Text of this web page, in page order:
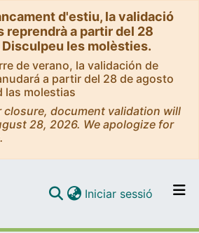
d'estiu, la validació
reprendrà a partir del 28
les molèsties.
de verano, la validación de
a partir del 28 de agosto
las molestias
closure, document validation will
28, 2026. We apologize for
Iniciar sessió (current)